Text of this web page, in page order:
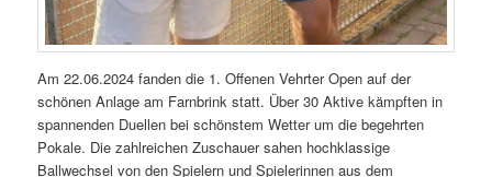
Am 22.06.2024 fanden die 1. Offenen Vehrter Open auf der
schönen Anlage am Farnbrink statt. Über 30 Aktive kämpften in
spannenden Duellen bei schönstem Wetter um die begehrten
Pokale. Die zahlreichen Zuschauer sahen hochklassige
Ballwechsel von den Spielern und Spielerinnen aus dem